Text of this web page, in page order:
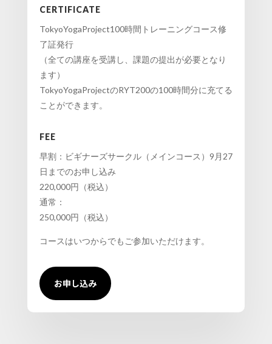
CERTIFICATE
TokyoYogaProject100時間トレーニングコース修
了証発行
（全ての講座を受講し、課題の提出が必要となり
ます）
TokyoYogaProjectのRYT200の100時間分に充てる
ことができます。
FEE
早割：ビギナーズサークル（メインコース）9月27
日までのお申し込み
220,000円（税込）
通常：
250,000円（税込）
コースはいつからでもご参加いただけます。
お申し込み